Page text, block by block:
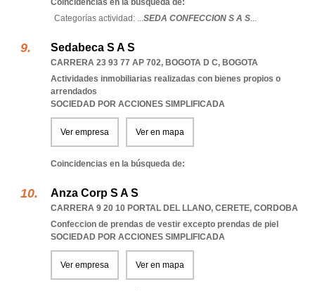
Coincidencias en la búsqueda de:
Categorías actividad: ...SEDA CONFECCION S A S...
Sedabeca S A S
CARRERA 23 93 77 AP 702, BOGOTA D C, BOGOTA
Actividades inmobiliarias realizadas con bienes propios o
arrendados
SOCIEDAD POR ACCIONES SIMPLIFICADA
Ver empresa Ver en mapa
Coincidencias en la búsqueda de:
Anza Corp S A S
CARRERA 9 20 10 PORTAL DEL LLANO, CERETE, CORDOBA
Confeccion de prendas de vestir excepto prendas de piel
SOCIEDAD POR ACCIONES SIMPLIFICADA
Ver empresa Ver en mapa